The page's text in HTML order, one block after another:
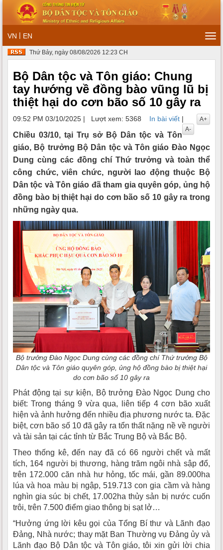
VN | EN
Thứ Bảy, ngày 08/08/2026 12:23 CH
Bộ Dân tộc và Tôn giáo: Chung
tay hướng về đồng bào vũng lũ bị
thiệt hại do cơn bão số 10 gây ra
09:52 PM 03/10/2025 | Lượt xem: 5368 In bài viết |
A+
A-
Chiều 03/10, tại Trụ sở Bộ Dân tộc và Tôn
giáo, Bộ trưởng Bộ Dân tộc và Tôn giáo Đào Ngọc
Dung cùng các đồng chí Thứ trưởng và toàn thể
công chức, viên chức, người lao động thuộc Bộ
Dân tộc và Tôn giáo đã tham gia quyên góp, ủng hộ
đồng bào bị thiệt hại do cơn bão số 10 gây ra trong
những ngày qua.
Bộ trưởng Đào Ngọc Dung cùng các đồng chí Thứ trưởng Bộ
Dân tộc và Tôn giáo quyên góp, ủng hộ đồng bào bị thiệt hại
do cơn bão số 10 gây ra
Phát động tại sự kiện, Bộ trưởng Đào Ngọc Dung cho
biết: Trong tháng 9 vừa qua, liên tiếp 4 cơn bão xuất
hiện và ảnh hưởng đến nhiều địa phương nước ta. Đặc
biệt, cơn bão số 10 đã gây ra tổn thất nặng nề về người
và tài sản tại các tỉnh từ Bắc Trung Bộ và Bắc Bộ.
Theo thống kê, đến nay đã có 66 người chết và mất
tích, 164 người bị thương, hàng trăm ngôi nhà sập đổ,
trên 172.000 căn nhà hư hỏng, tốc mái, gần 89.000ha
lúa và hoa màu bị ngập, 519.713 con gia cầm và hàng
nghìn gia súc bị chết, 17.002ha thủy sản bị nước cuốn
trôi, trên 7.500 điểm giao thông bị sạt lở…
“Hưởng ứng lời kêu gọi của Tổng Bí thư và Lãnh đạo
Đảng, Nhà nước; thay mặt Ban Thường vụ Đảng ủy và
Lãnh đạo Bộ Dân tộc và Tôn giáo, tôi xin gửi lời chia